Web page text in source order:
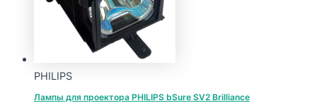
PHILIPS
Лампы для проектора PHILIPS bSure SV2 Brilliance